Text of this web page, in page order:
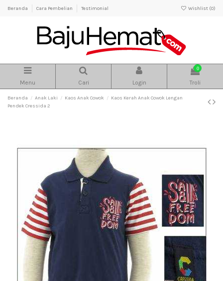
Beranda Cara Pembelian Testimonial Wishlist (0)
Menu Cari Login
0
Troli
Beranda Anak Laki Kaos Anak Cowok
Kaos Kerah Anak Cowok Lengan
Pendek Cressida 2